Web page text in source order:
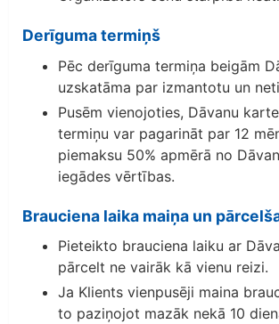
Derīguma termiņš
Pēc derīguma termiņa beigām
uzskatāma par izmantotu un
Pusēm vienojoties, Dāvanu
termiņu var pagarināt par 12
piemaksu 50% apmērā no
iegādes vērtības.
Brauciena laika maiņa un
Pieteikto brauciena laiku ar
pārcelt ne vairāk kā vienu reizi.
Ja Klients vienpusēji maina
to paziņojot mazāk nekā 10